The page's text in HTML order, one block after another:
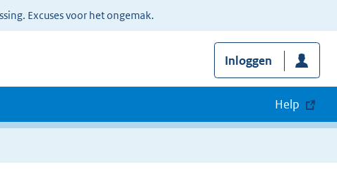
Excuses voor het ongemak.
Inloggen
Help